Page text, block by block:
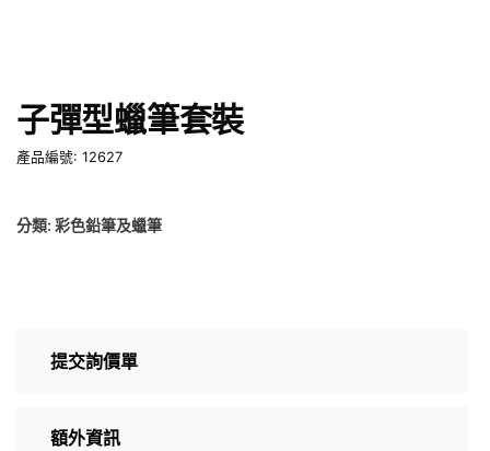
子彈型蠟筆套裝
產品編號: 12627
分類: 彩色鉛筆及蠟筆
提交詢價單
額外資訊